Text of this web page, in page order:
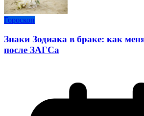
Гороскоп
Знаки Зодиака в браке: как
после ЗАГСа